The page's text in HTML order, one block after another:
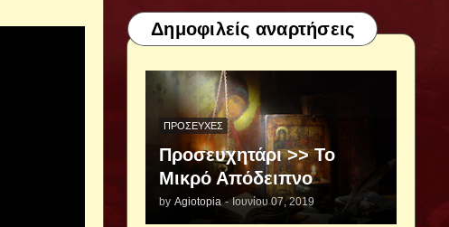
Δημοφιλείς αναρτήσεις
ΠΡΟΣΕΥΧΈΣ
Προσευχητάρι >> Το
Μικρό Απόδειπνο
by Agiotopia - Ιουνίου 07, 2019